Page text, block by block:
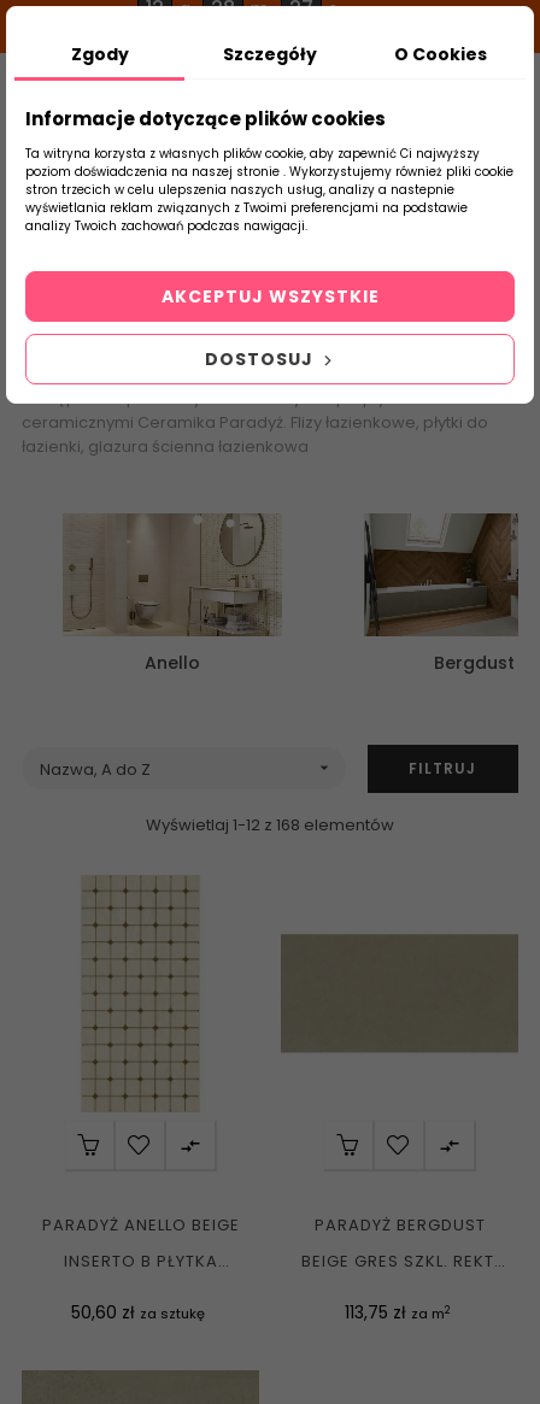
12 g 28 m 27 s
Szukaj
produktu
Strona Główna Płytki Łazienkowe
Paradyż Classica
Płytki ceramiczneParadyż Classica. Producent płytek Paradyż
to jeden z liderów na rynku rodzimej ceramiki, który świętował
w 2019 roku 30-lecie działalności. Sprawdź wszystkie kolekcje
ceramicznymi Ceramika Paradyż. Flizy łazienkowe, płytki do
łazienki, glazura ścienna łazienkowa
Anello Bergdust
Nazwa, A do Z  FILTRUJ
Wyświetlaj 1-12 z 168 elementów

PARADYŻ ANELLO BEIGE
INSERTO B PŁYTKA
Cena
50,60 zł za sztukę

PARADYŻ BERGDUST
BEIGE GRES SZKL. REKT.
Cena
113,75 zł za m2
Zgody Szczegóły O Cookies
Informacje dotyczące plików cookies
Ta witryna korzysta z własnych plików cookie, aby zapewnić Ci najwyższy
poziom doświadczenia na naszej stronie . Wykorzystujemy również pliki cookie
stron trzecich w celu ulepszenia naszych usług, analizy a nastepnie
wyświetlania reklam związanych z Twoimi preferencjami na podstawie
analizy Twoich zachowań podczas nawigacji.
DOSTOSUJ
AKCEPTUJ WSZYSTKIE